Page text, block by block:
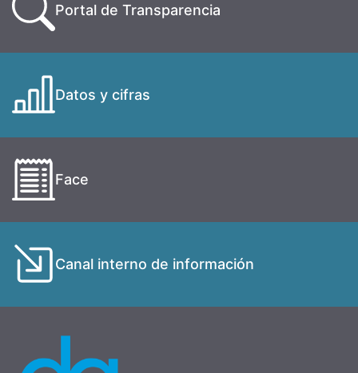
Portal de Transparencia
Datos y cifras
Face
Canal interno de información